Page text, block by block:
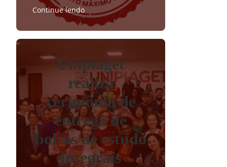
Continue lendo
Unipiaget
realiza
cerimônia de
entrega de
bolsas de estudo
integrais